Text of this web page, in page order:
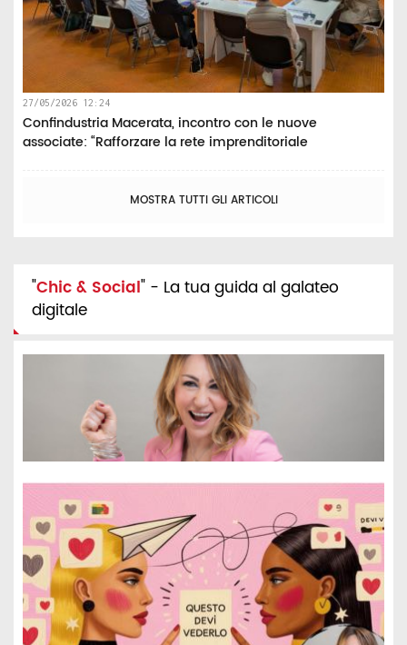
27/05/2026 12:24
Confindustria Macerata, incontro con le nuove
associate: “Rafforzare la rete imprenditoriale
MOSTRA TUTTI GLI ARTICOLI
"Chic & Social" - La tua guida al galateo
digitale